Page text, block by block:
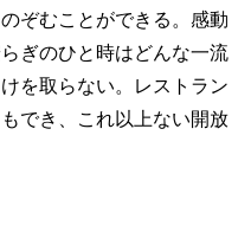
ぞむことができる。感動
ぎのひと時はどんな一流
を取らない。レストラン
でき、これ以上ない開放